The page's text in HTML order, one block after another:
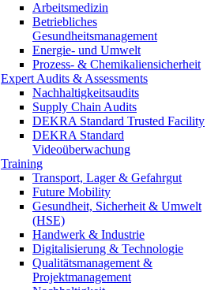
Arbeitsmedizin
Betriebliches
Gesundheitsmanagement
Energie- und Umwelt
Prozess- & Chemikaliensicherheit
Expert Audits & Assessments
Nachhaltigkeitsaudits
Supply Chain Audits
DEKRA Standard Trusted Facility
DEKRA Standard
Videoüberwachung
Training
Transport, Lager & Gefahrgut
Future Mobility
Gesundheit, Sicherheit & Umwelt
(HSE)
Handwerk & Industrie
Digitalisierung & Technologie
Qualitätsmanagement &
Projektmanagement